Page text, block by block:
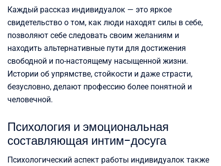
Каждый рассказ индивидуалок — это яркое
свидетельство о том, как люди находят силы в себе,
позволяют себе следовать своим желаниям и
находить альтернативные пути для достижения
свободной и по-настоящему насыщенной жизни.
Истории об упрямстве, стойкости и даже страсти,
безусловно, делают профессию более понятной и
человечной.
Психология и эмоциональная
составляющая интим-досуга
Психологический аспект работы индивидуалок также